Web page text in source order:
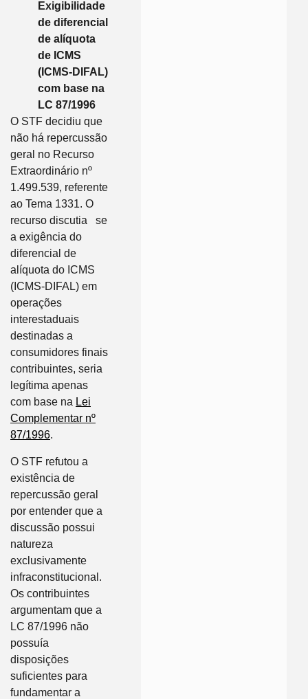
Exigibilidade
de diferencial
de alíquota
de ICMS
(ICMS-DIFAL)
com base na
LC 87/1996
O STF decidiu que
não há repercussão
geral no Recurso
Extraordinário nº
1.499.539, referente
ao Tema 1331. O
recurso discutia se
a exigência do
diferencial de
alíquota do ICMS
(ICMS-DIFAL) em
operações
interestaduais
destinadas a
consumidores finais
contribuintes, seria
legítima apenas
com base na Lei
Complementar nº
87/1996.
O STF refutou a
existência de
repercussão geral
por entender que a
discussão possui
natureza
exclusivamente
infraconstitucional.
Os contribuintes
argumentam que a
LC 87/1996 não
possuía
disposições
suficientes para
fundamentar a